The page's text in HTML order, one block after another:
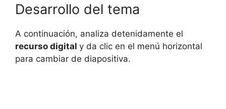
Desarrollo del tema
A continuación, analiza detenidamente el
recurso digital y da clic en el menú horizontal
para cambiar de diapositiva.